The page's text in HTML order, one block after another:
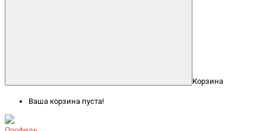
Корзина
Ваша корзина пуста!